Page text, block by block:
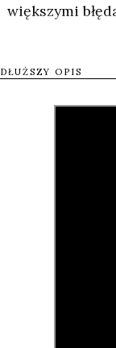
większymi
surowce
DŁUŻSZY OPIS